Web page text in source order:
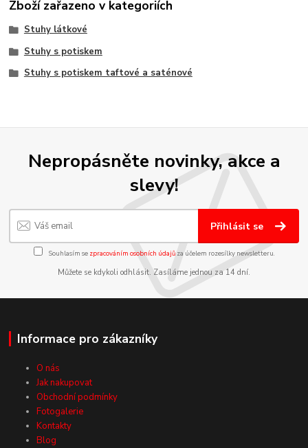
Zboží zařazeno v kategoriích
Stuhy látkové
Stuhy s potiskem
Stuhy s potiskem taftové a saténové
Nepropásněte novinky, akce a
slevy!
Přihlásit se
Souhlasím se zpracováním osobních údajůza účelem rozesílky newsletteru.
Můžete se kdykoli odhlásit. Zasíláme jednou za 14 dní.
Informace pro zákazníky
O nás
Jak nakupovat
Obchodní podmínky
Fotogalerie
Kontakty
Blog